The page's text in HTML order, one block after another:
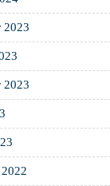
2023
2023